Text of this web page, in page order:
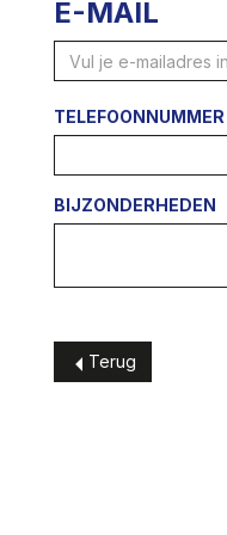
E-MAIL
TELEFOONNUMMER
BIJZONDERHEDEN
Terug